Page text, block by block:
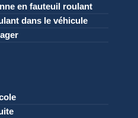
en fauteuil roulant
dans le véhicule